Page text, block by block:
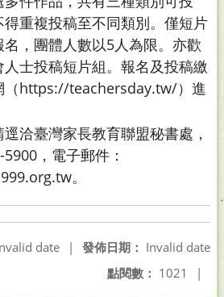
重複投稿至不同類別。僅短片
，團體人數以5人為限。亦歡
士投稿短片組。報名及投稿繳
（https://teachersday.tw/）進
洽臺灣家長教育聯盟秘書處，
，電子郵件：
。
發佈日期： Invalid date
date
|
點閱數： 1021 |